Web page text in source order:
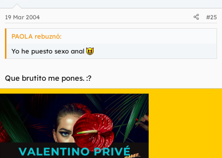
19 Mar 2004 #25
PAOLA rebuznó:
Yo he puesto sexo anal
Que brutito me pones. :?